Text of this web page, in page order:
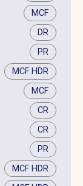
MCF
DR
PR
MCF HDR
MCF
CR
CR
PR
MCF HDR